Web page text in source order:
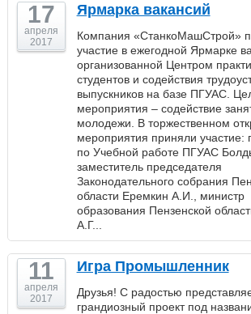
17
апреля
2017
Ярмарка вакансий
Компания «СтанкоМашСтрой»
участие в ежегодной Ярмарке
организованной Центром
студентов и содействия
выпускников на базе ПГУАС.
мероприятия – содействие
молодежи. В торжественном
мероприятия приняли участие:
по Учебной работе ПГУАС
заместитель председателя
Законодательного собрания
области Еремкин А.И., министр
образования Пензенской
А.Г...
11
апреля
2017
Игра Промышленник
Друзья! С радостью
грандиозный проект под